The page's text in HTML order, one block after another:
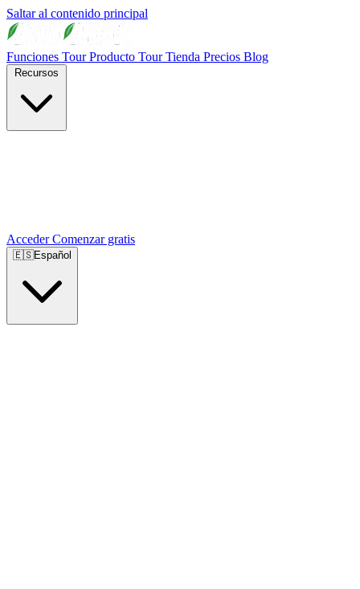
Saltar al contenido principal
Funciones Tour Producto Tour Tienda Precios Blog
AccederComenzar gratis
🇪🇸Español